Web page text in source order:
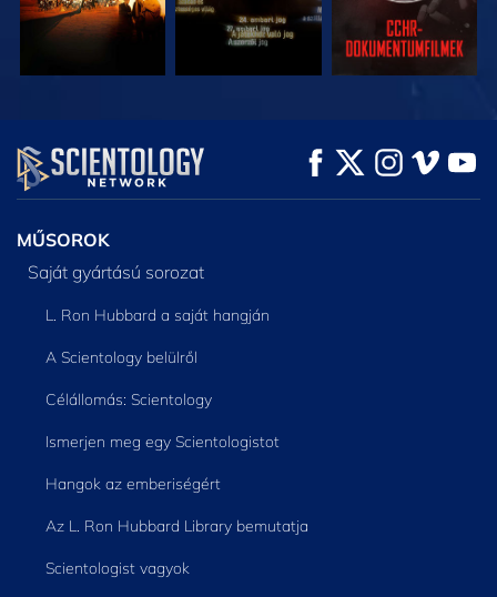
MŰSORNÉZÉS MŰSORNÉZÉS
A SOROZAT
RÉSZEI
MŰSOROK
Saját gyártású sorozat
L. Ron Hubbard a saját hangján
A Scientology belülről
Célállomás: Scientology
Ismerjen meg egy Scientologistot
Hangok az emberiségért
Az L. Ron Hubbard Library bemutatja
Scientologist vagyok